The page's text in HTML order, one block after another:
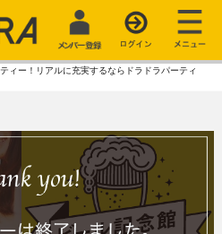
ィー！リアルに充実するならドラドラパーティ